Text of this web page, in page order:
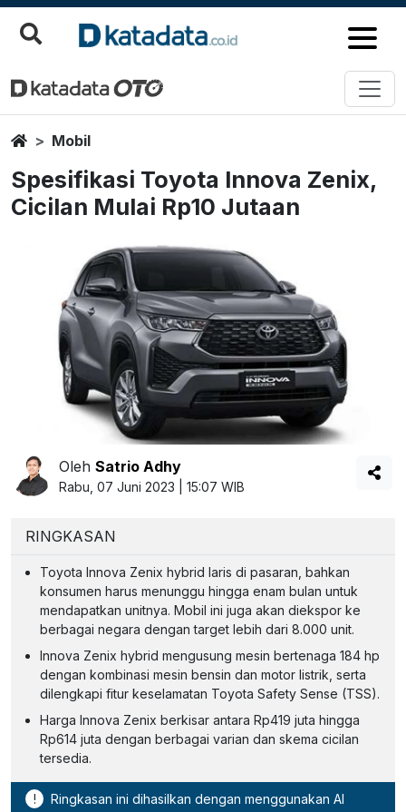
HomeMobil
Spesifikasi Toyota Innova Zenix,
Cicilan Mulai Rp10 Jutaan
Oleh Satrio Adhy
Rabu, 07 Juni 2023 | 15:07 WIB
RINGKASAN
Toyota Innova Zenix hybrid laris di pasaran, bahkan
konsumen harus menunggu hingga enam bulan untuk
mendapatkan unitnya. Mobil ini juga akan diekspor ke
berbagai negara dengan target lebih dari 8.000 unit.
Innova Zenix hybrid mengusung mesin bertenaga 184 hp
dengan kombinasi mesin bensin dan motor listrik, serta
dilengkapi fitur keselamatan Toyota Safety Sense (TSS).
Harga Innova Zenix berkisar antara Rp419 juta hingga
Rp614 juta dengan berbagai varian dan skema cicilan
tersedia.
! Ringkasan ini dihasilkan dengan menggunakan AI